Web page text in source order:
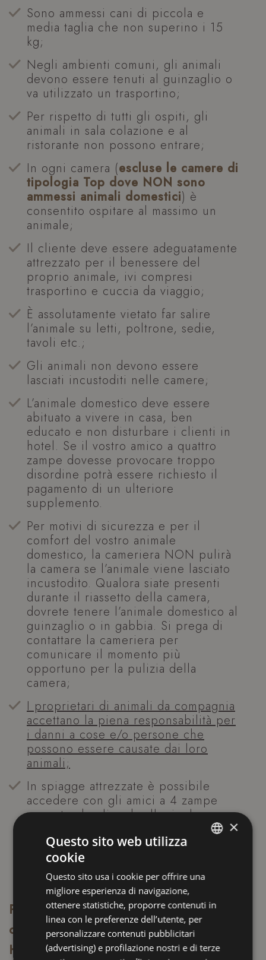
Sono ammessi cani di piccola e
media taglia che non superino i 15
kg;
Negli ambienti comuni, gli animali
devono essere tenuti al guinzaglio o
va utilizzato un trasportino;
Per rispetto di tutti gli ospiti, gli
animali in sala colazione e al
ristorante non possono entrare;
In ogni camera (escluse le camere di
tipologia Top dove NON sono
ammessi animali domestici) è
consentito ospitare al massimo un
animale;
Il cliente deve essere adeguatamente
attrezzato per il benessere del
proprio animale, ivi compresi
trasportino e cuccia da viaggio;
È assolutamente vietato far salire
l’animale su letti, poltrone, sedie,
tavoli etc.;
Gli animali non devono essere
lasciati incustoditi nelle camere;
L’animale domestico deve essere
abituato a vivere in casa, ben
educato e non disturbare i clienti in
hotel. Se il vostro amico a quattro
zampe dovesse provocare troppo
disordine potrà essere richiesto il
pagamento di un ulteriore
supplemento.
Per motivi di sicurezza e per il
comfort del vostro animale
domestico, la cameriera NON pulirà
la camera se l’animale viene lasciato
incustodito. Qualora siate presenti
durante il riassetto della camera,
dovrete tenere l’animale domestico al
guinzaglio o in gabbia. Si prega di
contattare la cameriera per
comunicare il momento più
opportuno per la pulizia della
camera;
I proprietari di animali da compagnia
accettano la piena responsabilità per
i danni a cose e/o persone che
possono essere causate dai loro
animali;
In spiagge attrezzate è possibile
accedere con gli amici a 4 zampe
prenotando gli ombrelloni a loro
dedicati; si consiglia di prenotare
l’ombrellone in anticipo
considerando che i posti sono limitati
e non garantiti;
Per ulteriori informazioni non esitate a
contattarci
Hotel Tiffany's Riccione
ENGLISH
GERMAN
×
Questo sito web utilizza
cookie
Questo sito usa i cookie per offrire una
migliore esperienza di navigazione,
ottenere statistiche, proporre contenuti in
linea con le preferenze dell’utente, per
personalizzare contenuti pubblicitari
(advertising) e profilazione nostri e di terze